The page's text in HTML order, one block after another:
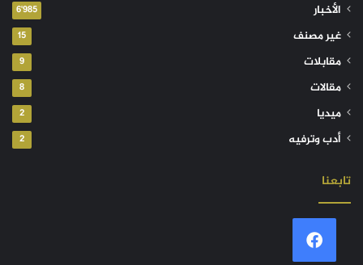
الأخبار 6٬985
غير مصنف 15
مقابلات 9
مقالات 8
ميديا 2
أدب وترفيه 2
تابعنا